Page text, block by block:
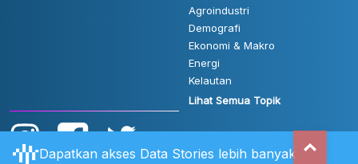
Agroindustri
Demografi
Ekonomi & Makro
Energi
Kelautan
Lihat Semua Topik
Dapatkan akses Data Stories lebih banyak